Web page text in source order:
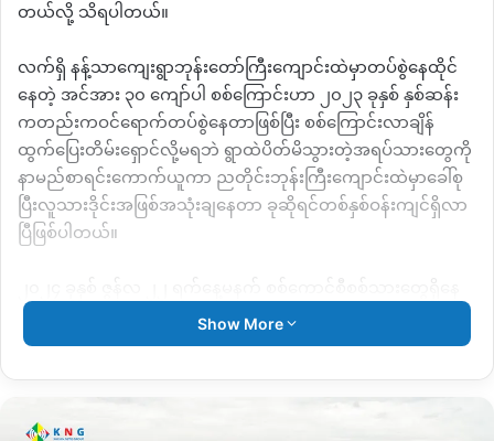
တယ်လို့ သိရပါတယ်။
လက်ရှိ နန့်သာကျေးရွာဘုန်းတော်ကြီးကျောင်းထဲမှာတပ်စွဲနေထိုင်
နေတဲ့ အင်အား ၃၀ ကျော်ပါ စစ်ကြောင်းဟာ ၂၀၂၃ ခုနှစ် နှစ်ဆန်း
ကတည်းကဝင်ရောက်တပ်စွဲနေတာဖြစ်ပြီး စစ်ကြောင်းလာချိန်
ထွက်ပြေးတိမ်းရှောင်လို့မရဘဲ ရွာထဲပိတ်မိသွားတဲ့အရပ်သားတွေကို
နာမည်စာရင်းကောက်ယူကာ ညတိုင်းဘုန်းကြီးကျောင်းထဲမှာခေါ်စု
ပြီးလူသားဒိုင်းအဖြစ်အသုံးချနေတာ ခုဆိုရင်တစ်နှစ်ဝန်းကျင်ရှိလာ
ပြီဖြစ်ပါတယ်။
တဲ့
တော်လှန်ရေးအင်အားစုတွေထိုးစစ်ဆင်ဝင်
ရောက်တိုက်ခိုက်ခဲ့ပြီး နှစ်ဖက်ထိတွေ့တိုက်ပွဲပြင်းထန်ခဲ့ရာ စစ်တပ်
နဲ့လာရောက်ပစ်ခတ်ခဲ့တာလို့
Show More